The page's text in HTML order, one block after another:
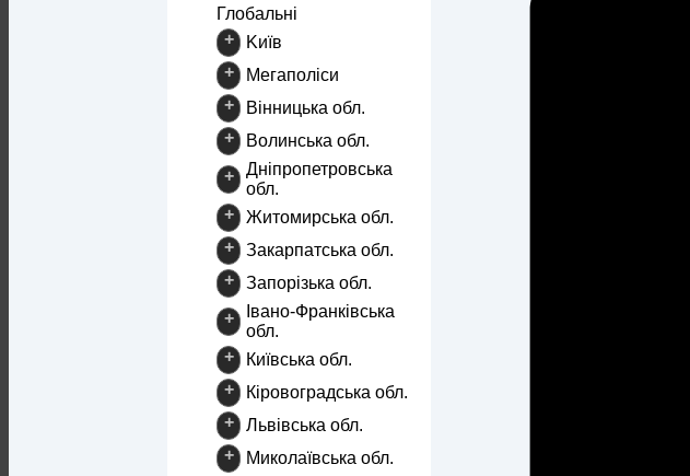
Глобальні
+
Kиїв
+
Mегаполіси
+
Вінницька обл.
+
Волинська обл.
+
Дніпропетровська
обл.
+
Житомирська обл.
+
Закарпатська обл.
+
Запорізька обл.
+
Івано-Франківська
обл.
+
Київська обл.
+
Кіровоградська обл.
+
Львівська обл.
+
Миколаївська обл.